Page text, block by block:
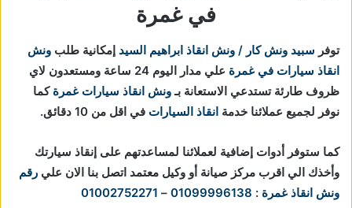
في غمرة
توفر سبيد ونش كار / ونش انقاذ ابراهيم السيد إمكانية طلب ونش
انقاذ سيارات في غمرة
علي مدار اليوم 24 ساعة ومستعدون لاي
ظروف طارئة تستدعي الاستعانة بـونش انقاذ سيارات غمرة كما
نوفر لجميع عملائنا خدمة انقاذ السيارات في اقل من 10 دقائق.
كما ستوفر أدوات إضافية لعملائنا لمساعدتهم على إنقاذ سيارتك
وأخذك الي اقرب مركز صيانة أو وكيل معتمد اتصل بنا الان علي رقم
ونش انقاذ غمرة :
01099996138
–
01002752271